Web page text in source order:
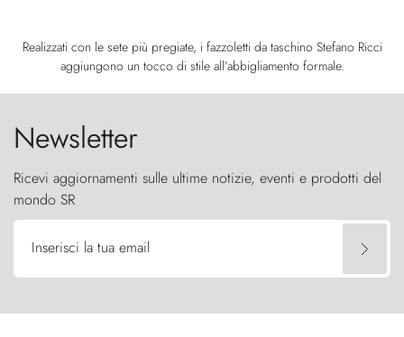
Realizzati con le sete più pregiate, i fazzoletti da taschino Stefano Ricci
aggiungono un tocco di stile all’abbigliamento formale.
Newsletter
Ricevi aggiornamenti sulle ultime notizie, eventi e prodotti del
mondo SR
Inserisci la tua email